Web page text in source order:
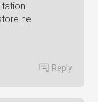
ne
Reply